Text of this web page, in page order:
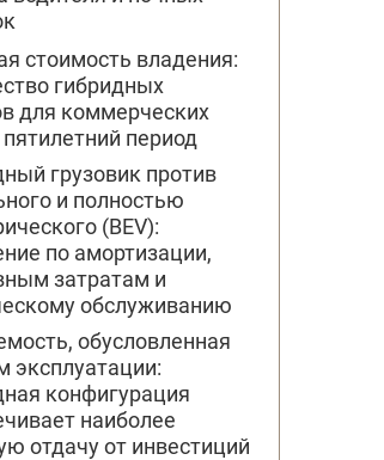
стоимость владения:
гибридных
для коммерческих
период
грузовик против
и полностью
(BEV):
по амортизации,
затратам и
обслуживанию
обусловленная
эксплуатации:
конфигурация
наиболее
отдачу от инвестиций